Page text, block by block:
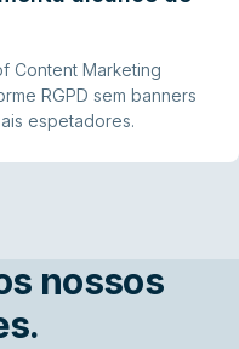
Content Marketing
RGPD sem banners
espetadores.
nossos